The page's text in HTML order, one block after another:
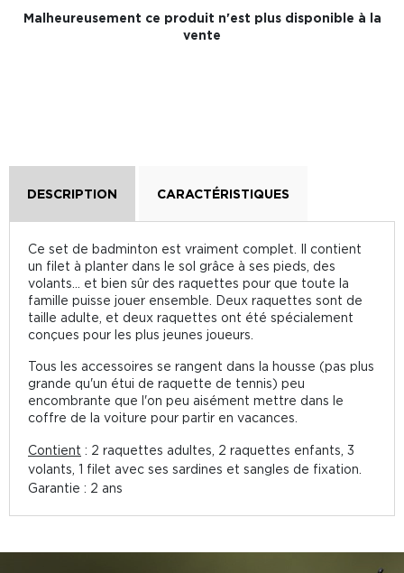
Malheureusement ce produit n'est plus disponible à la
vente
DESCRIPTION CARACTÉRISTIQUES
Ce set de badminton est vraiment complet. Il contient
un filet à planter dans le sol grâce à ses pieds, des
volants... et bien sûr des raquettes pour que toute la
famille puisse jouer ensemble. Deux raquettes sont de
taille adulte, et deux raquettes ont été spécialement
conçues pour les plus jeunes joueurs.
Tous les accessoires se rangent dans la housse (pas plus
grande qu'un étui de raquette de tennis) peu
encombrante que l'on peu aisément mettre dans le
coffre de la voiture pour partir en vacances.
Contient : 2 raquettes adultes, 2 raquettes enfants, 3
volants, 1 filet avec ses sardines et sangles de fixation.
Garantie : 2 ans